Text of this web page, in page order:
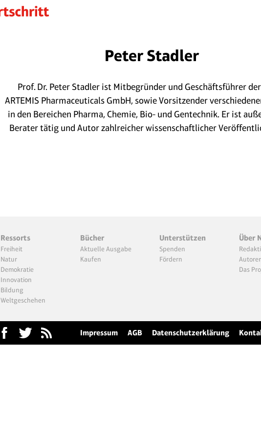
Peter Stadler
Prof. Dr. Peter Stadler ist Mitbegründer und Geschäftsführer
ARTEMIS Pharmaceuticals GmbH, sowie Vorsitzender
in den Bereichen Pharma, Chemie, Bio- und Gentechnik. Er ist
Berater tätig und Autor zahlreicher wissenschaftlicher
Ressorts
Freiheit
Natur
Demokratie
Innovation
Bildung
Weltgeschehen
Bücher
Aktuelle Ausgabe
Kaufen
Unterstützen
Spenden
Fördern
Über
Das
Impressum AGB Datenschutzerklärung